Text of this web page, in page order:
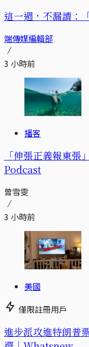
這一週，不漏讀：
端傳媒編輯部
3 小時前
播客
「伸張正義報東張
Podcast
曾雪雯
3 小時前
美國
僅限註冊用戶
進步派攻進特朗普